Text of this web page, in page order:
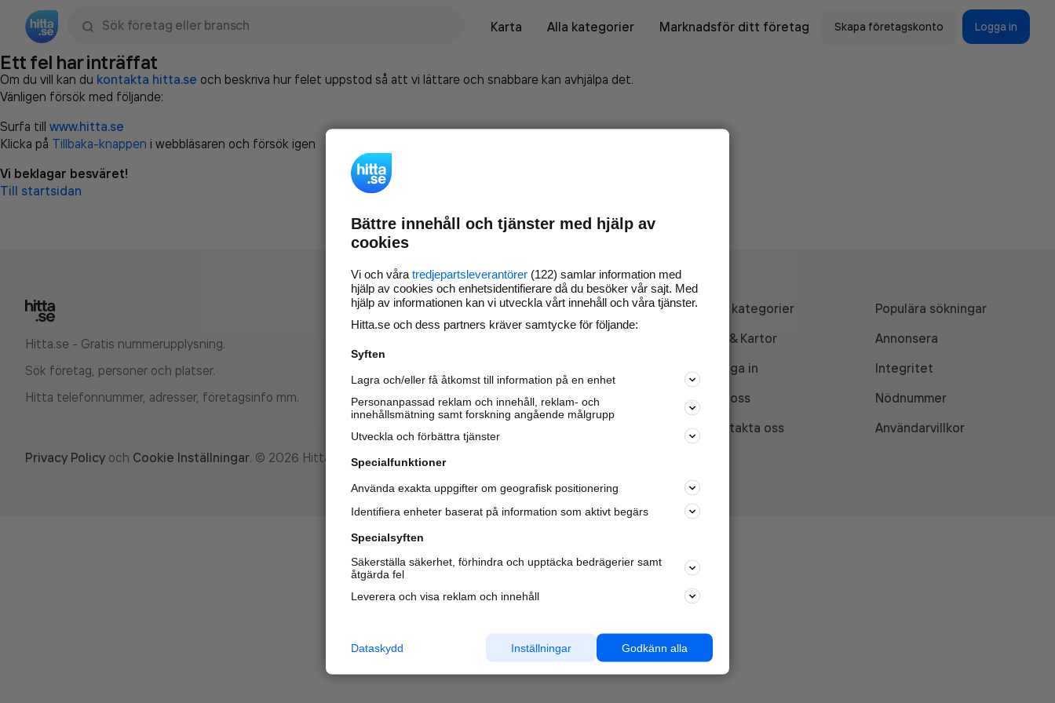
Karta
Alla kategorier Marknadsför ditt företag Skapa företagskonto Logga in
Ett fel har inträffat
Om du vill kan du kontakta hitta.se och beskriva hur felet uppstod så att vi lättare och snabbare kan avhjälpa det.
Vänligen försök med följande:
Surfa till www.hitta.se
Klicka på Tillbaka-knappen i webbläsaren och försök igen
Vi beklagar besväret!
Till startsidan
Hitta.se - Gratis nummerupplysning.
Sök företag, personer och platser.
Hitta telefonnummer, adresser, företagsinfo mm.
Marknadsför företaget på
nya kunder och
samarbetspartners nära dig.
Läs mer här
Alla kategorier
Populära sökningar
API & Kartor
Annonsera
Logga in
Integritet
Om oss
Nödnummer
Kontakta oss
Användarvillkor
Privacy Policy och Cookie Inställningar. © 2026 Hitta.se
Bättre innehåll och tjänster med hjälp av
cookies
Vi och våra tredjepartsleverantörer (122) samlar information med
hjälp av cookies och enhetsidentifierare då du besöker vår sajt. Med
hjälp av informationen kan vi utveckla vårt innehåll och våra tjänster.
Hitta.se och dess partners kräver samtycke för följande:
Syften
Lagra och/eller få åtkomst till information på en enhet
Personanpassad reklam och innehåll, reklam- och
innehållsmätning samt forskning angående målgrupp
Utveckla och förbättra tjänster
Specialfunktioner
Använda exakta uppgifter om geografisk positionering
Identifiera enheter baserat på information som aktivt begärs
Specialsyften
Säkerställa säkerhet, förhindra och upptäcka bedrägerier samt
åtgärda fel
Leverera och visa reklam och innehåll
Godkänn alla
Inställningar
Dataskydd